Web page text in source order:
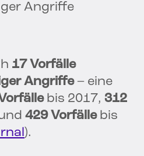
Angriffe
17 Vorfälle
Angriffe– eine
bis 2017, 312
429 Vorfällebis
).